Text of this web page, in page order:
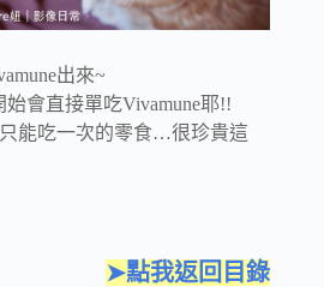
出來~
會直接單吃Vivamune耶!!
能吃一次的零食…很珍貴這
➤點我返回目錄